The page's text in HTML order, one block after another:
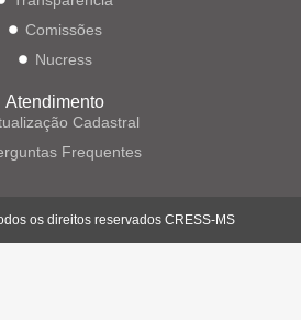
Comissões
Nucress
Atendimento
Cadastral
Frequentes
os direitos reservados CRESS-MS